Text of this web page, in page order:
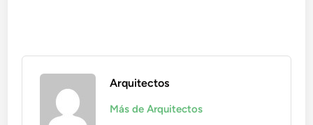
Arquitectos
Más de Arquitectos